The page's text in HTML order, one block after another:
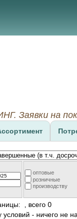
Заявки на
оптовые
розничные
производству
, всего 0
- ничего не